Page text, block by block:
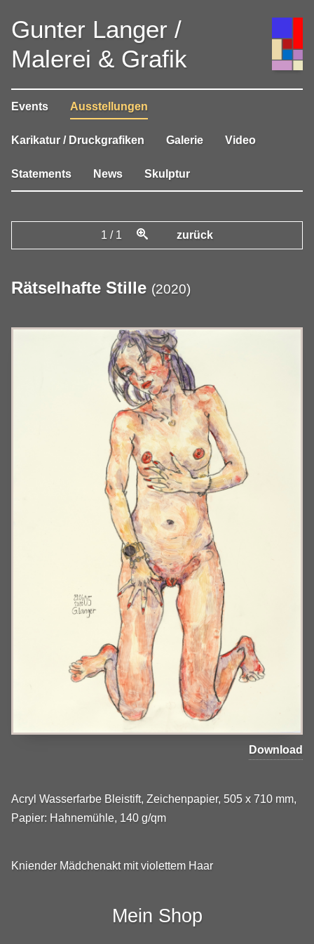
Gunter Langer /
Malerei & Grafik
Events Ausstellungen
Karikatur / Druckgrafiken Galerie Video
Statements News Skulptur
1 / 1 zurück
Rätselhafte Stille (2020)
Download
Acryl Wasserfarbe Bleistift, Zeichenpapier, 505 x 710 mm,
Papier: Hahnemühle, 140 g/qm
Kniender Mädchenakt mit violettem Haar
Mein Shop